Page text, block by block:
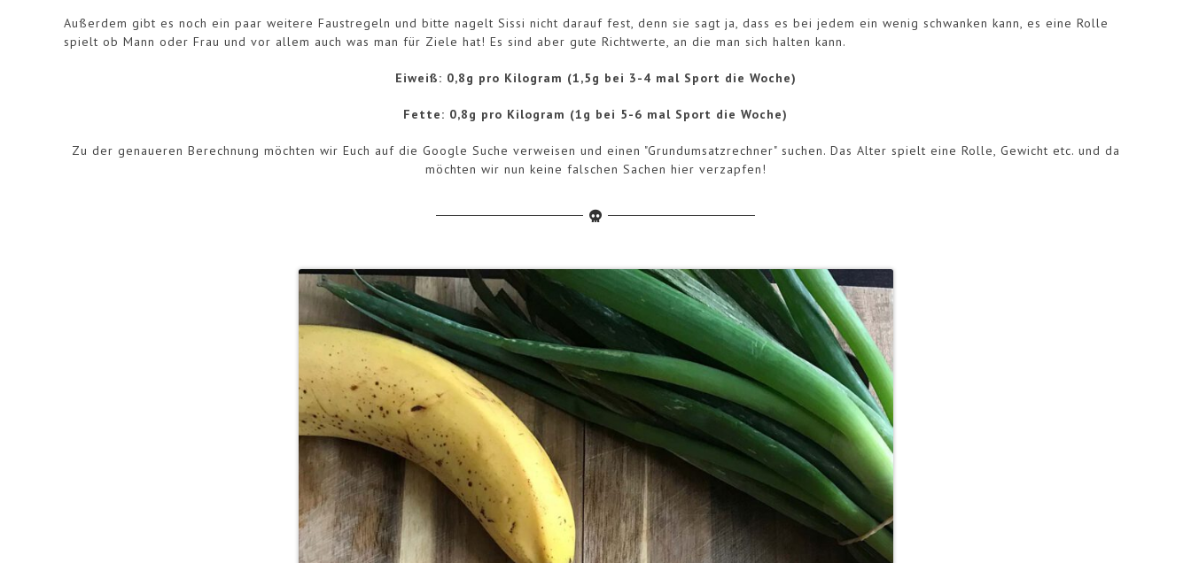
Außerdem gibt es noch ein paar weitere Faustregeln und bitte nagelt Sissi nicht darauf fest, denn sie sagt ja, dass es bei jedem ein wenig schwanken kann, es eine Rolle
spielt ob Mann oder Frau und vor allem auch was man für Ziele hat! Es sind aber gute Richtwerte, an die man sich halten kann.
Eiweiß: 0,8g pro Kilogram (1,5g bei 3-4 mal Sport die Woche)
Fette: 0,8g pro Kilogram (1g bei 5-6 mal Sport die Woche)
Zu der genaueren Berechnung möchten wir Euch auf die Google Suche verweisen und einen "Grundumsatzrechner" suchen. Das Alter spielt eine Rolle, Gewicht etc. und da
möchten wir nun keine falschen Sachen hier verzapfen!